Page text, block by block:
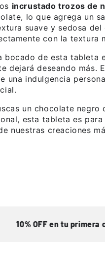
incrustado trozos de
lo que agrega un
suave y sedosa
con la textura
bocado de esta tableta
dejará deseando más.
una indulgencia
un chocolate
esta tableta es
nuestras creaciones
10% OFF en tu primera